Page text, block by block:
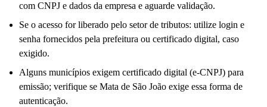
com CNPJ e dados da empresa e aguarde validação.
Se o acesso for liberado pelo setor de tributos: utilize login e
senha fornecidos pela prefeitura ou certificado digital, caso
exigido.
Alguns municípios exigem certificado digital (e-CNPJ) para
emissão; verifique se Mata de São João exige essa forma de
autenticação.